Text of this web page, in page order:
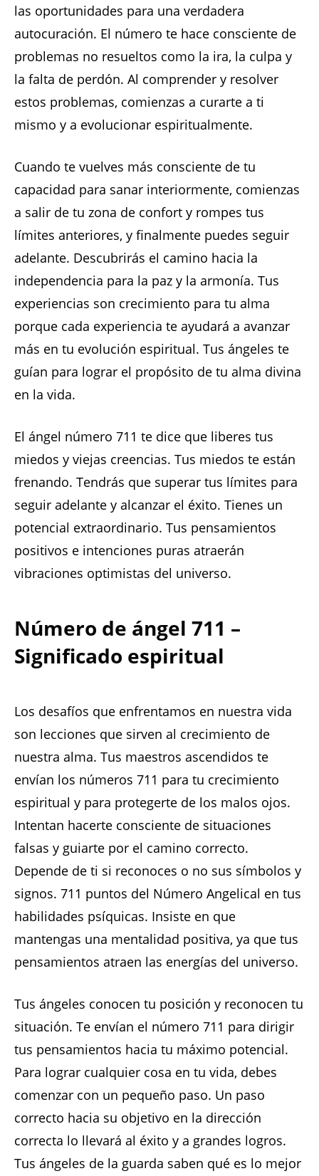
las oportunidades para una verdadera
autocuración. El número te hace consciente de
problemas no resueltos como la ira, la culpa y
la falta de perdón. Al comprender y resolver
estos problemas, comienzas a curarte a ti
mismo y a evolucionar espiritualmente.
Cuando te vuelves más consciente de tu
capacidad para sanar interiormente, comienzas
a salir de tu zona de confort y rompes tus
límites anteriores, y finalmente puedes seguir
adelante. Descubrirás el camino hacia la
independencia para la paz y la armonía. Tus
experiencias son crecimiento para tu alma
porque cada experiencia te ayudará a avanzar
más en tu evolución espiritual. Tus ángeles te
guían para lograr el propósito de tu alma divina
en la vida.
El ángel número 711 te dice que liberes tus
miedos y viejas creencias. Tus miedos te están
frenando. Tendrás que superar tus límites para
seguir adelante y alcanzar el éxito. Tienes un
potencial extraordinario. Tus pensamientos
positivos e intenciones puras atraerán
vibraciones optimistas del universo.
Número de ángel 711 –
Significado espiritual
Los desafíos que enfrentamos en nuestra vida
son lecciones que sirven al crecimiento de
nuestra alma. Tus maestros ascendidos te
envían los números 711 para tu crecimiento
espiritual y para protegerte de los malos ojos.
Intentan hacerte consciente de situaciones
falsas y guiarte por el camino correcto.
Depende de ti si reconoces o no sus símbolos y
signos. 711 puntos del Número Angelical en tus
habilidades psíquicas. Insiste en que
mantengas una mentalidad positiva, ya que tus
pensamientos atraen las energías del universo.
Tus ángeles conocen tu posición y reconocen tu
situación. Te envían el número 711 para dirigir
tus pensamientos hacia tu máximo potencial.
Para lograr cualquier cosa en tu vida, debes
comenzar con un pequeño paso. Un paso
correcto hacia su objetivo en la dirección
correcta lo llevará al éxito y a grandes logros.
Tus ángeles de la guarda saben qué es lo mejor